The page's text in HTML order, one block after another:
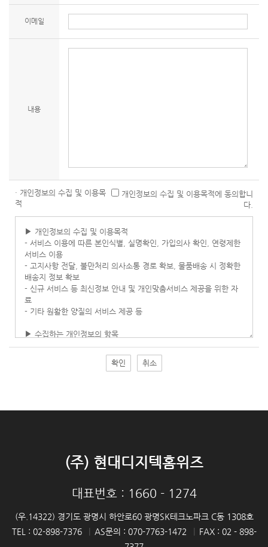
이메일
내용
· 개인정보의 수집 및 이용목
적
개인정보의 수집 및 이용목적에 동의합니
다.
확인 취소
(주) 현대디지텍홈위즈
대표번호 : 1660 - 1274
(우.14322) 경기도 광명시 하안로60 광명SK테크노파크 C동 1308호
TEL : 02-898-7376
AS문의 : 070-7763-1472
FAX : 02 - 898-